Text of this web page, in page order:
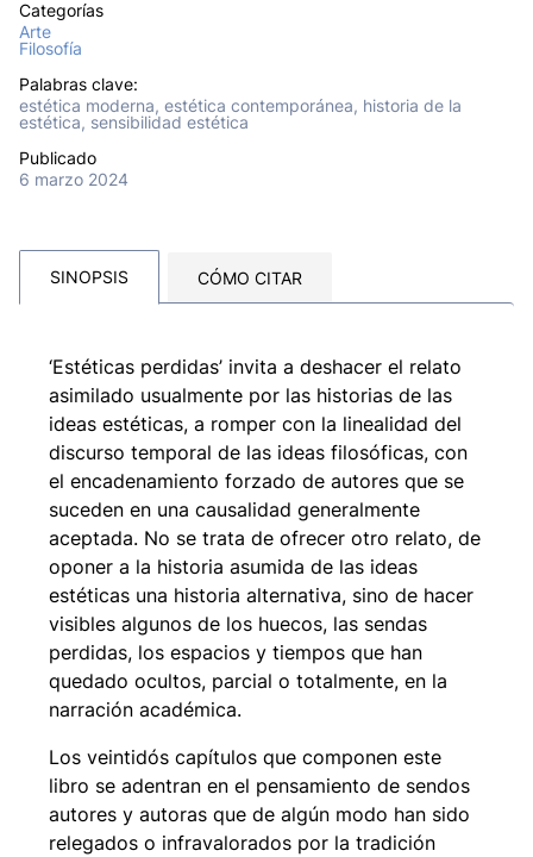
Categorías
Arte
Filosofía
Palabras clave:
estética moderna, estética contemporánea, historia de la
estética, sensibilidad estética
Publicado
6 marzo 2024
SINOPSIS CÓMO CITAR
‘Estéticas perdidas’ invita a deshacer el relato
asimilado usualmente por las historias de las
ideas estéticas, a romper con la linealidad del
discurso temporal de las ideas filosóficas, con
el encadenamiento forzado de autores que se
suceden en una causalidad generalmente
aceptada. No se trata de ofrecer otro relato, de
oponer a la historia asumida de las ideas
estéticas una historia alternativa, sino de hacer
visibles algunos de los huecos, las sendas
perdidas, los espacios y tiempos que han
quedado ocultos, parcial o totalmente, en la
narración académica.
Los veintidós capítulos que componen este
libro se adentran en el pensamiento de sendos
autores y autoras que de algún modo han sido
relegados o infravalorados por la tradición